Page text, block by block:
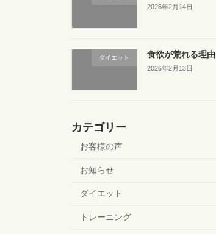
2026年2月14日
ダイエット 食欲が荒れる理由
2026年2月13日
カテゴリー
お客様の声
お知らせ
ダイエット
トレーニング